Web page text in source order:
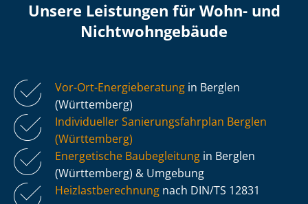
Unsere Leistungen für Wohn- und
Nicht­wohn­ge­bäu­de
Vor-Ort-Energieberatung in Berglen
(Württemberg)
Individueller Sa­nie­rungs­fahr­plan Berglen
(Württemberg)
Energetische Baubegleitung in Berglen
(Württemberg) & Umgebung
Heiz­last­be­rech­nung nach DIN/TS 12831